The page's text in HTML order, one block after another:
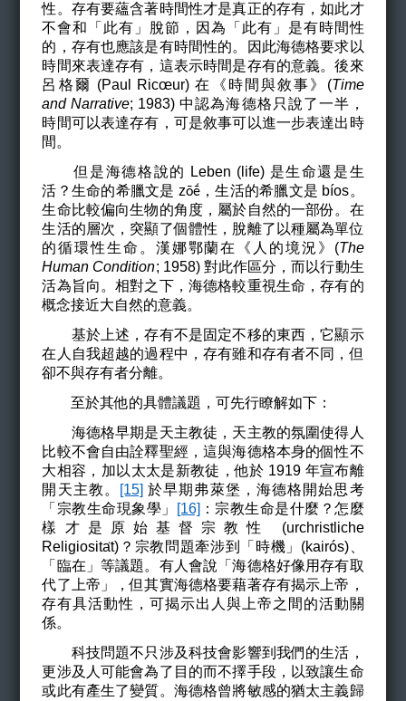
性。存有要蘊含著時間性才是真正的存有，如此才
不會和「此有」脫節，因為「此有」是有時間性
的，存有也應該是有時間性的。因此海德格要求以
時間來表達存有，這表示時間是存有的意義。後來
呂格爾 (Paul Ricœur) 在《時間與敘事》(Time
and Narrative; 1983) 中認為海德格只說了一半，
時間可以表達存有，可是敘事可以進一步表達出時
間。
但是海德格說的 Leben (life) 是生命還是生
活？生命的希臘文是 zōḗ，生活的希臘文是 bíos。
生命比較偏向生物的角度，屬於自然的一部份。在
生活的層次，突顯了個體性，脫離了以種屬為單位
的循環性生命。漢娜鄂蘭在
《 人的境況 》(The
Human Condition; 1958) 對此作區分，而以行動生
活為旨向。相對之下，海德格較重視生命，存有的
概念接近大自然的意義。
基於上述，存有不是固定不移的東西，它顯示
在人自我超越的過程中，存有雖和存有者不同，但
卻不與存有者分離。
至於其他的具體議題，可先行瞭解如下：
海德格早期是天主教徒，天主教的氛圍使得人
比較不會自由詮釋聖經，這與海德格本身的個性不
大相容，加以太太是新教徒，他於 1919 年宣布離
開天主教。
[15] 於早期弗萊堡，海德格開始思考
「宗教生命現象學」
[16] ：宗教生命是什麼？怎麼
樣才是原始基督宗教性 (urchristliche
Religiositat) ？宗教問題牽涉到「時機」(kairós)、
「臨在」等議題。有人會說「海德格好像用存有取
代了上帝」，但其實海德格要藉著存有揭示上帝，
存有具活動性，可揭示出人與上帝之間的活動關
係。
科技問題不只涉及科技會影響到我們的生活，
更涉及人可能會為了目的而不擇手段，以致讓生命
或此有產生了變質。海德格曾將敏感的猶太主義歸